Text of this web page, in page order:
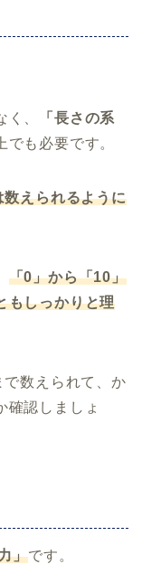
、
「長さの系
でも必要です。
えられるように
「0」から「10」
もしっかりと理
数えられて、か
確認しましょ
」です。